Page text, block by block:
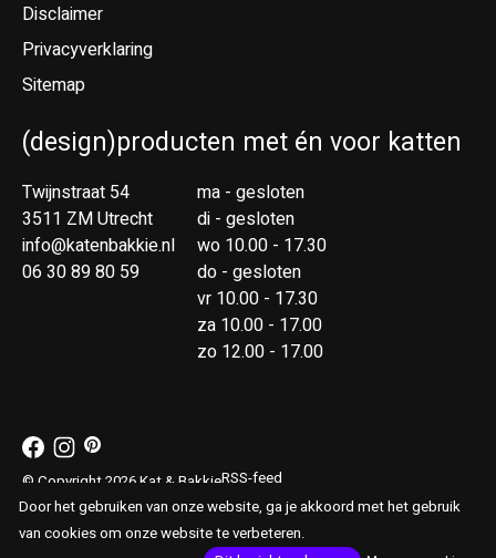
Disclaimer
Privacyverklaring
Sitemap
(design)producten met én voor katten
Twijnstraat 54
3511 ZM Utrecht
info@katenbakkie.nl
06 30 89 80 59
ma - gesloten
di - gesloten
wo 10.00 - 17.30
do - gesloten
vr 10.00 - 17.30
za 10.00 - 17.00
zo 12.00 - 17.00
© Copyright 2026 Kat & BakkieRSS-feed
Door het gebruiken van onze website, ga je akkoord met het gebruik
van cookies om onze website te verbeteren.